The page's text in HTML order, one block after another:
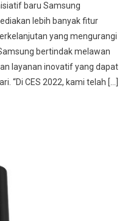
baru Samsung
lebih banyak fitur
yang mengurangi
bertindak melawan
layanan inovatif yang dapat
“Di CES 2022, kami telah […]